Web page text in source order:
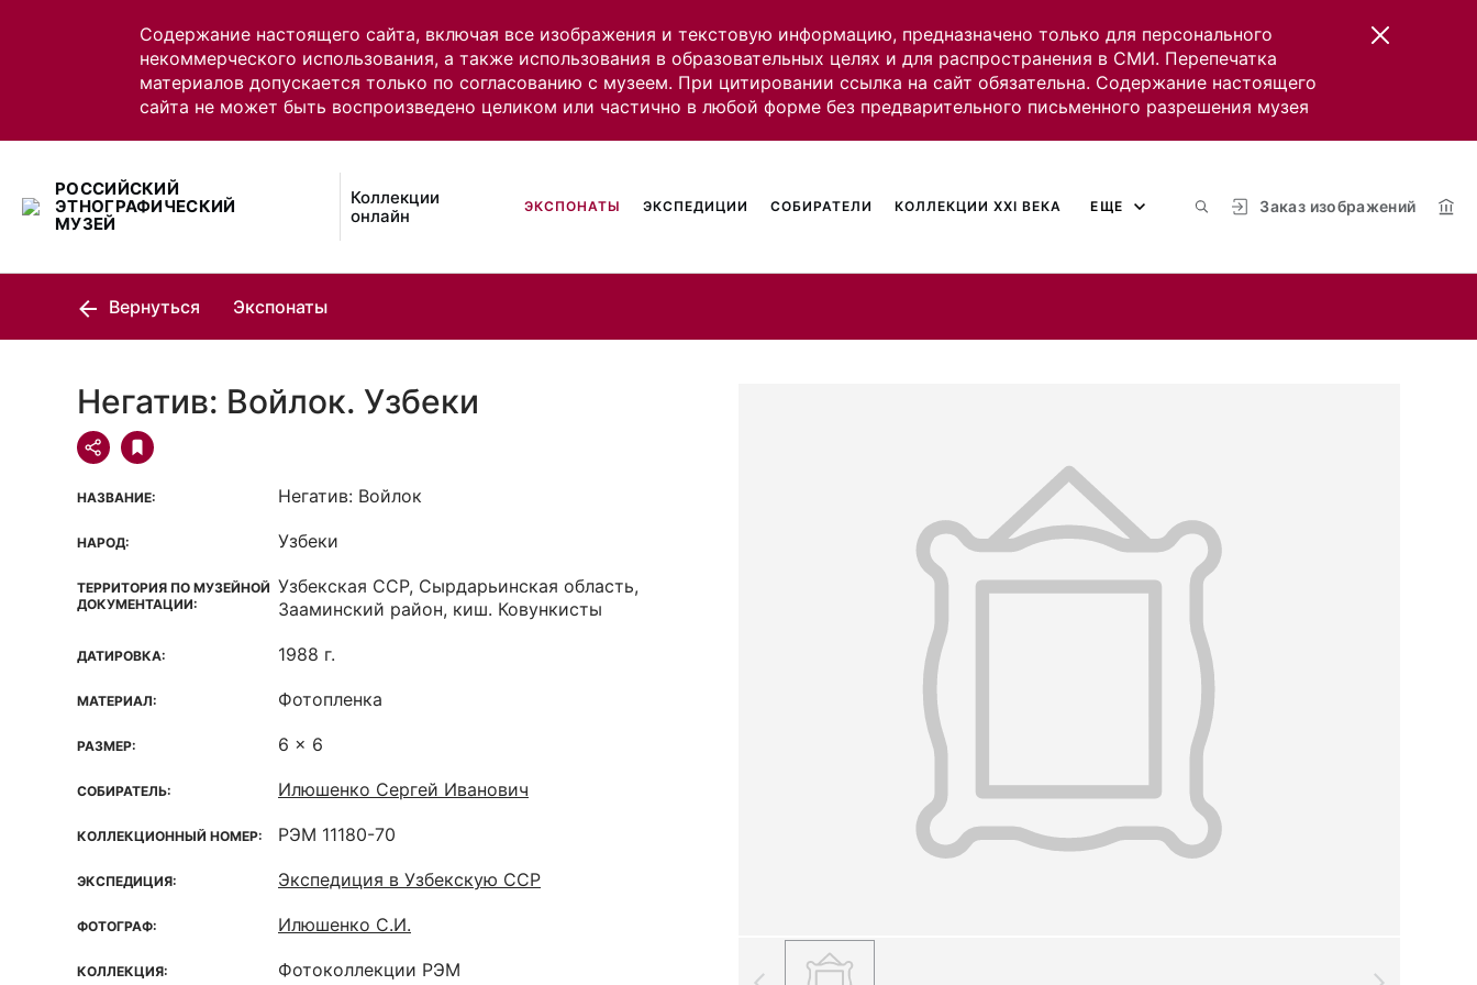
Содержание настоящего сайта, включая все изображения и текстовую информацию, предназначено только для персонального
некоммерческого использования, а также использования в образовательных целях и для распространения в СМИ. Перепечатка
материалов допускается только по согласованию с музеем. При цитировании ссылка на сайт обязательна. Содержание настоящего
сайта не может быть воспроизведено целиком или частично в любой форме без предварительного письменного разрешения музея
РОССИЙСКИЙ
ЭТНОГРАФИЧЕСКИЙ
МУЗЕЙ
Коллекции
онлайн
Заказ изображений
ЭКСПОНАТЫ ЭКСПЕДИЦИИ СОБИРАТЕЛИ КОЛЛЕКЦИИ XXI ВЕКА ЕЩЕ
Вернуться Экспонаты
Негатив: Войлок. Узбеки
НАЗВАНИЕ: Негатив: Войлок
НАРОД: Узбеки
ТЕРРИТОРИЯ ПО МУЗЕЙНОЙ
ДОКУМЕНТАЦИИ:
Узбекская ССР, Сырдарьинская область,
Зааминский район, киш. Ковункисты
ДАТИРОВКА: 1988 г.
МАТЕРИАЛ: Фотопленка
РАЗМЕР: 6 x 6
СОБИРАТЕЛЬ: Илюшенко Сергей Иванович
КОЛЛЕКЦИОННЫЙ НОМЕР: РЭМ 11180-70
ЭКСПЕДИЦИЯ: Экспедиция в Узбекскую ССР
ФОТОГРАФ: Илюшенко С.И.
КОЛЛЕКЦИЯ: Фотоколлекции РЭМ